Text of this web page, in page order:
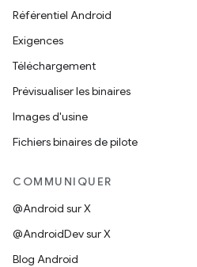
Référentiel Android
Exigences
Téléchargement
Prévisualiser les binaires
Images d'usine
Fichiers binaires de pilote
COMMUNIQUER
@Android sur X
@AndroidDev sur X
Blog Android